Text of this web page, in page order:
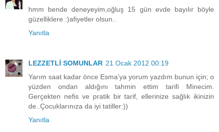
hmm bende deneyeyim,oğluş 15 gün evde bayılır böyle
güzelliklere :)afiyetler olsun..
Yanıtla
LEZZETLİ SOMUNLAR 21 Ocak 2012 00:19
Yarım saat kadar önce Esma'ya yorum yazdım bunun için; o
yüzden ondan aldığını tahmin ettim tarifi Minecim.
Gerçekten nefis ve pratik bir tarif, ellerinize sağlık ikinizin
de..Çocuklarınıza da iyi tatiller:))
Yanıtla